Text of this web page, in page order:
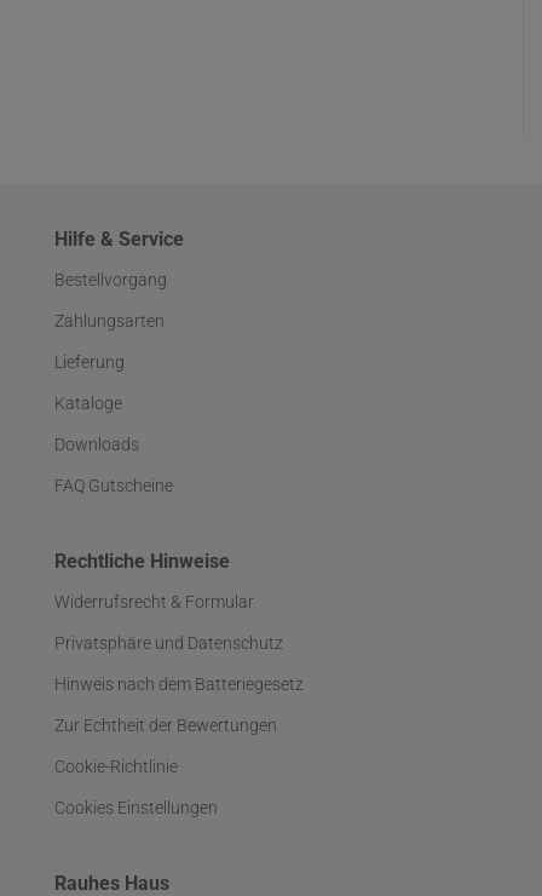
Hilfe & Service
Bestellvorgang
Zahlungsarten
Lieferung
Kataloge
Downloads
FAQ Gutscheine
Rechtliche Hinweise
Widerrufsrecht & Formular
Privatsphäre und Datenschutz
Hinweis nach dem Batteriegesetz
Zur Echtheit der Bewertungen
Cookie-Richtlinie
Cookies Einstellungen
Rauhes Haus